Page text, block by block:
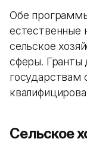
Обе
естественные
сельское
сферы. Гранты
государствам
Сельское